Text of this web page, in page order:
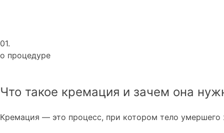
01.
о процедуре
Что такое кремация и зачем она
Кремация — это процесс, при котором тело умершего